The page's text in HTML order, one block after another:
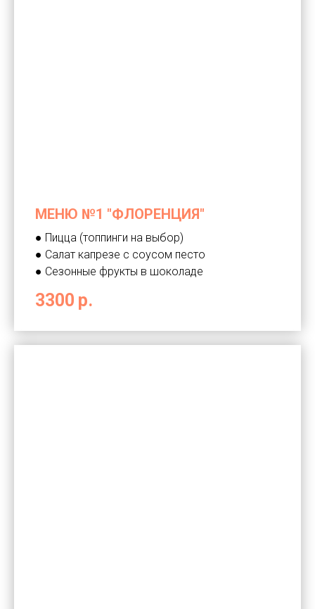
МЕНЮ №1 "ФЛОРЕНЦИЯ"
● Пицца (топпинги на выбор)
● Салат капрезе с соусом песто
● Сезонные фрукты в шоколаде
3300 р.